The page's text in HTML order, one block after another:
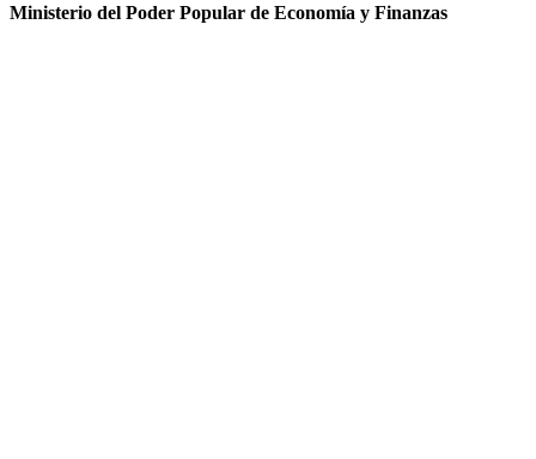
Ministerio del Poder Popular de Economía y Finanzas